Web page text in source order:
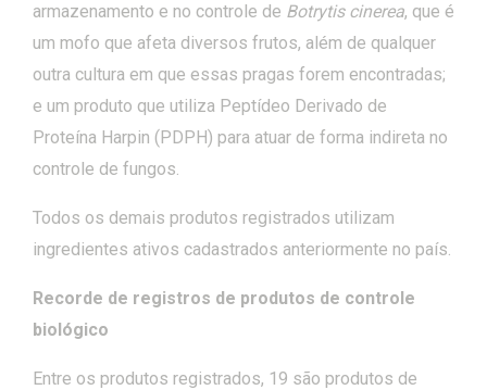
armazenamento e no controle de Botrytis cinerea, que é
um mofo que afeta diversos frutos, além de qualquer
outra cultura em que essas pragas forem encontradas;
e um produto que utiliza Peptídeo Derivado de
Proteína Harpin (PDPH) para atuar de forma indireta no
controle de fungos.
Todos os demais produtos registrados utilizam
ingredientes ativos cadastrados anteriormente no país.
Recorde de registros de produtos de controle
biológico
Entre os produtos registrados, 19 são produtos de